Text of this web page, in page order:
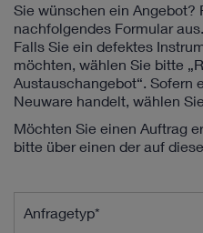
Sie wünschen ein Angebot?
nachfolgendes Formular aus.
Falls Sie ein defektes
möchten, wählen Sie bitte
Austauschangebot“. Sofern
Neuware handelt, wählen
Möchten Sie einen Auftrag
bitte über einen der auf
Anfragetyp*